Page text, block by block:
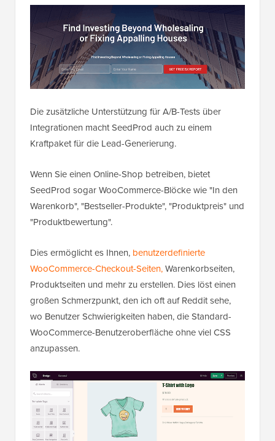
Die zusätzliche Unterstützung für A/B-Tests über
Integrationen macht SeedProd auch zu einem
Kraftpaket für die Lead-Generierung.
Wenn Sie einen Online-Shop betreiben, bietet
SeedProd sogar WooCommerce-Blöcke wie "In den
Warenkorb", "Bestseller-Produkte", "Produktpreis" und
"Produktbewertung".
Dies ermöglicht es Ihnen, benutzerdefinierte
WooCommerce-Checkout-Seiten,Warenkorbseiten,
Produktseiten und mehr zu erstellen. Dies löst einen
großen Schmerzpunkt, den ich oft auf Reddit sehe,
wo Benutzer Schwierigkeiten haben, die Standard-
WooCommerce-Benutzeroberfläche ohne viel CSS
anzupassen.